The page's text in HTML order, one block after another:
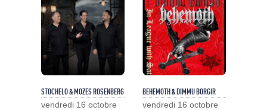
STOCHELO & MOZES ROSENBERG
vendredi 16 octobre
BEHEMOTH & DIMMU BORGIR
vendredi 16 octobre